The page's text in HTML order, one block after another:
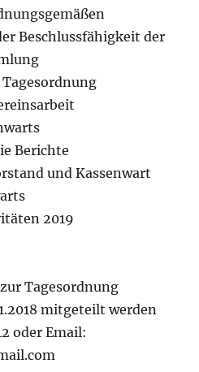
Beschlussfähigkeit der
Berichte
und Kassenwart
2019
Tagesordnung
mitgeteilt werden
oder Email: